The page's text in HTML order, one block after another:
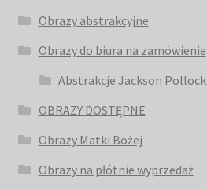
Obrazy abstrakcyjne
Obrazy do biura na zamówienie
Abstrakcje Jackson Pollock
OBRAZY DOSTĘPNE
Obrazy Matki Bożej
Obrazy na płótnie wyprzedaż